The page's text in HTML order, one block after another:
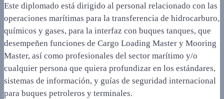
Este diplomado está dirigido al personal relacionado con las
operaciones marítimas para la transferencia de hidrocarburo,
químicos y gases, para la interfaz con buques tanques, que
desempeñen funciones de Cargo Loading Master y Mooring
Master, así como profesionales del sector marítimo y/o
cualquier persona que quiera profundizar en los estándares,
sistemas de información, y guías de seguridad internacional
para buques petroleros y terminales.